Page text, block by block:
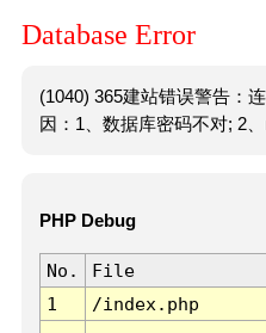
Database Error
(1040) 365建站错误警告：
因：1、数据库密码不对; 2、
PHP Debug
No. File
1
/index.php